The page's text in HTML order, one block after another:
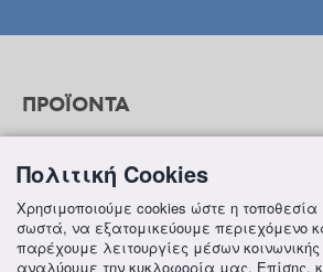
ΠΡΟΪΟΝΤΑ
ΒΟΗΘΕΙΑ
Πολιτική Cookies
Χρησιμοποιούμε cookies ώστε η
σωστά, να εξατομικεύουμε περιεχόμενο
παρέχουμε λειτουργίες μέσων
αναλύουμε την κυκλοφορία μας. Επίσης,